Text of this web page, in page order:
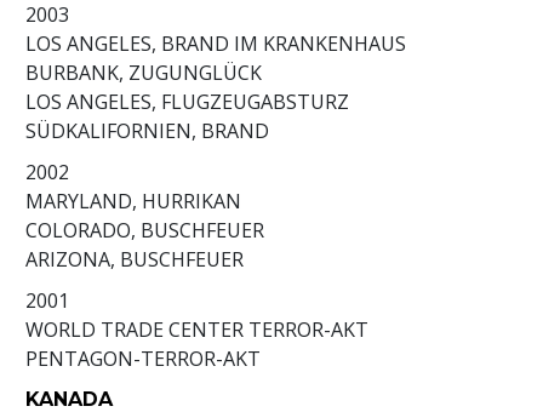
2003
LOS ANGELES, BRAND IM KRANKENHAUS
BURBANK, ZUGUNGLÜCK
LOS ANGELES, FLUGZEUGABSTURZ
SÜDKALIFORNIEN, BRAND
2002
MARYLAND, HURRIKAN
COLORADO, BUSCHFEUER
ARIZONA, BUSCHFEUER
2001
WORLD TRADE CENTER TERROR-AKT
PENTAGON-TERROR-AKT
KANADA